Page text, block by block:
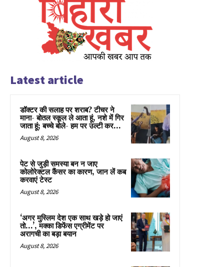
Latest article
डॉक्टर की सलाह पर शराब? टीचर ने
माना- बोतल स्कूल ले आता हूं, नशे में गिर
जाता हूं; बच्चे बोले- हम पर उल्टी कर...
August 8, 2026
पेट से जुड़ी समस्या बन न जाए
कोलोरेक्टल कैंसर का कारण, जान लें कब
करवाएं टेस्ट
August 8, 2026
‘अगर मुस्लिम देश एक साथ खड़े हो जाएं
तो…’, मक्का डिफेंस एग्रीमेंट पर
अरागची का बड़ा बयान
August 8, 2026